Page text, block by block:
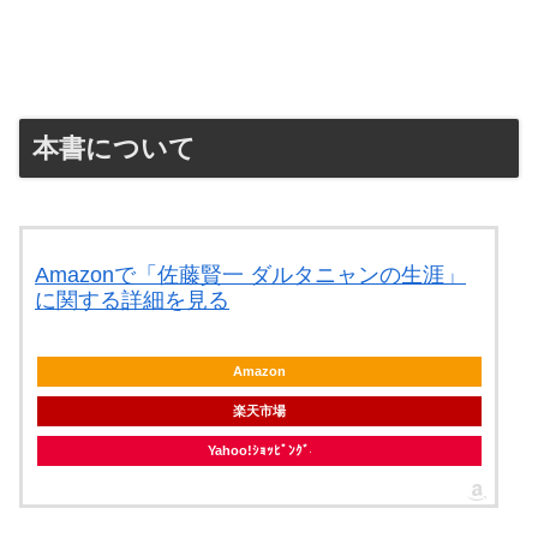
本書について
Amazonで「佐藤賢一 ダルタニャンの生涯」
に関する詳細を見る
Amazon
楽天市場
Yahoo!ｼｮｯﾋﾟﾝｸﾞ